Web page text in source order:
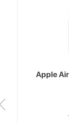
Apple